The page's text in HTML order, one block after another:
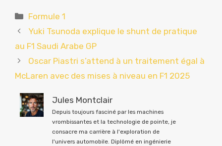
Catégories
Formule 1
Yuki Tsunoda explique le shunt de pratique
au F1 Saudi Arabe GP
Oscar Piastri s’attend à un traitement égal à
McLaren avec des mises à niveau en F1 2025
Jules Montclair
Depuis toujours fasciné par les machines
vrombissantes et la technologie de pointe, je
consacre ma carrière à l'exploration de
l'univers automobile. Diplômé en ingénierie